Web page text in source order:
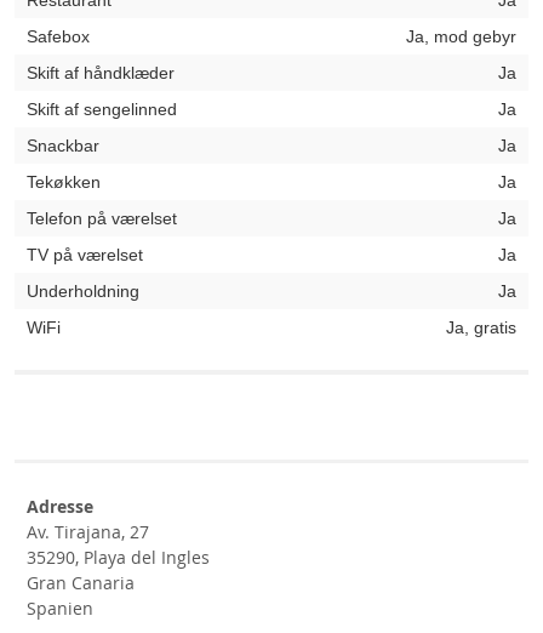
Safebox
Ja, mod gebyr
Skift af håndklæder
Ja
Skift af sengelinned
Ja
Snackbar
Ja
Tekøkken
Ja
Telefon på værelset
Ja
TV på værelset
Ja
Underholdning
Ja
WiFi
Ja, gratis
Adresse
Av. Tirajana, 27
35290, Playa del Ingles
Gran Canaria
Spanien